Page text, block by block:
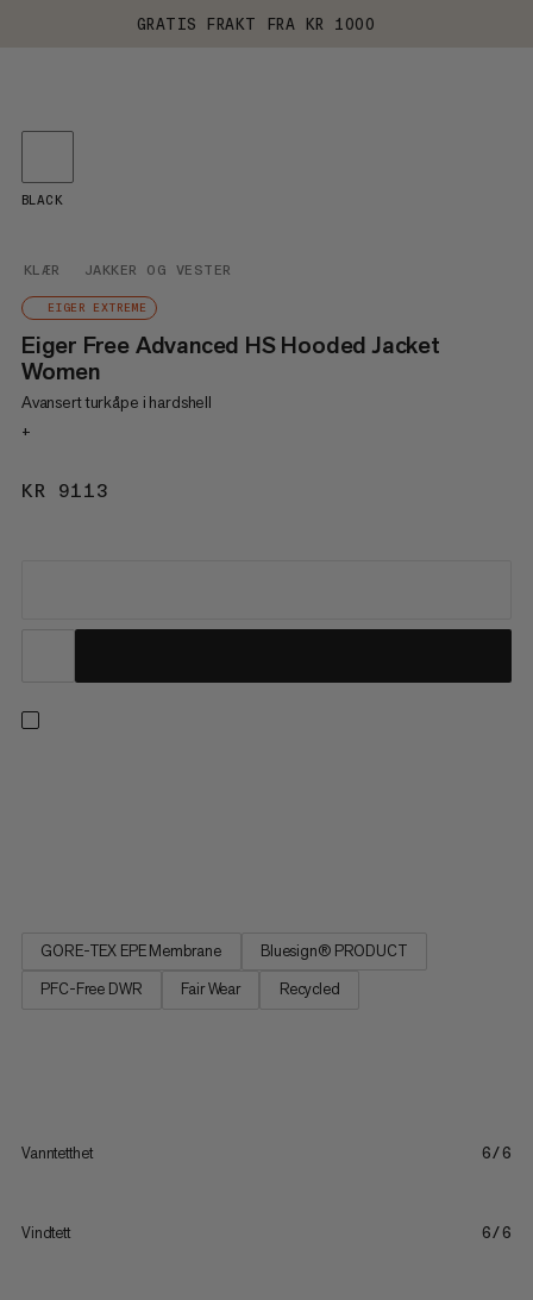
GRATIS FRAKT FRA KR 1000
KLÆR JAKKER OG VESTER
EIGER EXTREME
Eiger Free Advanced HS Hooded Jacket
Women
Avansert turkåpe i hardshell
+
KR 9113
BLACK
GORE-TEX EPE Membrane
Bluesign® PRODUCT
PFC-Free DWR
Fair Wear Recycled
Vanntetthet 6/6
Vindtett 6/6